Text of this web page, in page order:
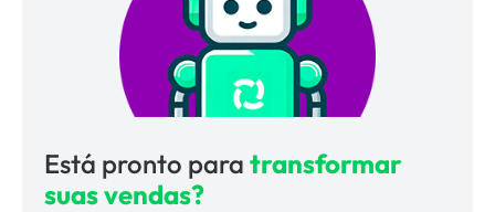
Está pronto para transformar
suas vendas?